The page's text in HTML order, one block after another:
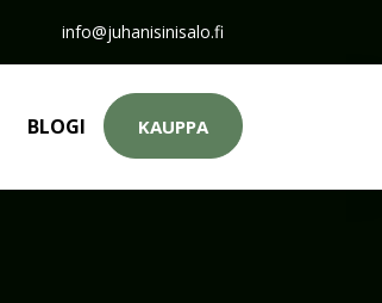
info@juhanisinisalo.fi
BLOGI KAUPPA